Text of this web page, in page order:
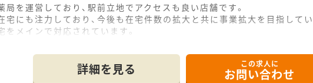
を運営しており、駅前立地でアクセスも良い店舗です。
にも注力しており、今後も在宅件数の拡大と共に事業拡大を目指して
メインで対応されています。
詳細を見る この求人に
お問い合わせ